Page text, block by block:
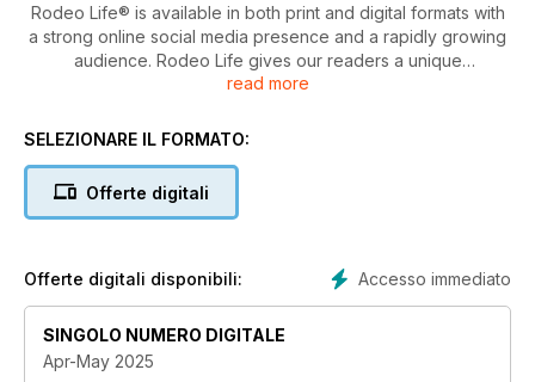
Rodeo Life® is available in both print and digital formats with
a strong online social media presence and a rapidly growing
audience. Rodeo Life gives our readers a unique
perspective on rodeo, contestants, spectators, fashion, and
experienced professionals living and working the rodeo
inspiring articles, action-packed photography, and some fun
along the way, Rodeo Life brings the rodeo lifestyle to its
read more
SELEZIONARE IL FORMATO:
Offerte digitali
Accesso immediato
Offerte digitali disponibili:
SINGOLO NUMERO DIGITALE
Apr-May 2025